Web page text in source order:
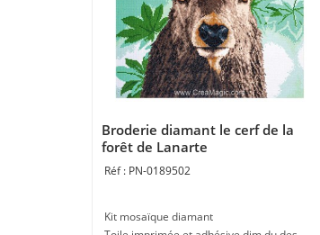
Broderie diamant le cerf de la
forêt de Lanarte
PN-0189502
Kit mosaïque diamant